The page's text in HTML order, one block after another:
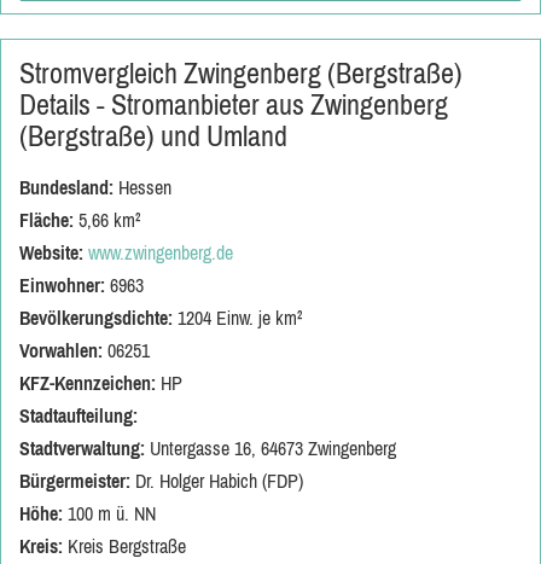
Stromvergleich Zwingenberg (Bergstraße)
Details - Stromanbieter aus Zwingenberg
(Bergstraße) und Umland
Bundesland: Hessen
Fläche: 5,66 km²
Website: www.zwingenberg.de
Einwohner: 6963
Bevölkerungsdichte: 1204 Einw. je km²
Vorwahlen: 06251
KFZ-Kennzeichen: HP
Stadtaufteilung:
Stadtverwaltung: Untergasse 16, 64673 Zwingenberg
Bürgermeister: Dr. Holger Habich (FDP)
Höhe: 100 m ü. NN
Kreis: Kreis Bergstraße